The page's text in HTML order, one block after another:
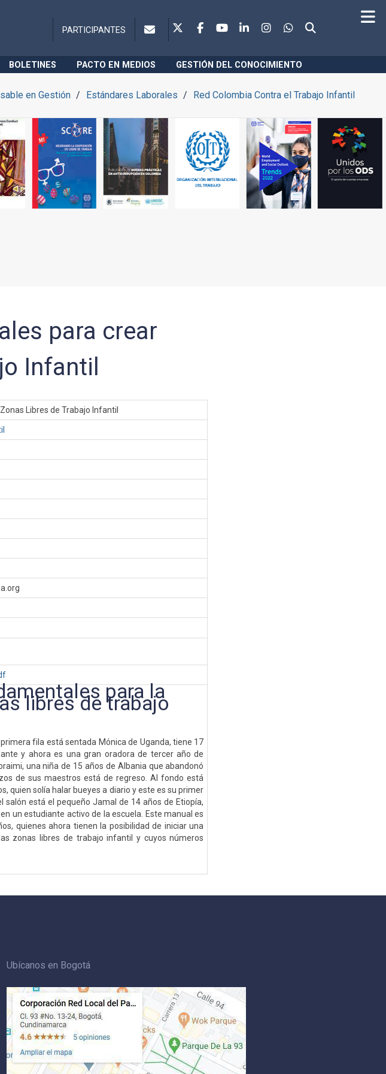
PARTICIPANTES
BOLETINES PACTO EN MEDIOS GESTIÓN DEL CONOCIMIENTO
en Gestión Estándares Laborales Red Colombia Contra el Trabajo Infantil
para crear
Infantil
Libres de Trabajo Infantil
para la
libres de trabajo
fila está sentada Mónica de Uganda, tiene 17
y ahora es una gran oradora de tercer año de
una niña de 15 años de Albania que abandonó
de sus maestros está de regreso. Al fondo está
quien solía halar bueyes a diario y este es su primer
está el pequeño Jamal de 14 años de Etiopía,
un estudiante activo de la escuela. Este manual es
quienes ahora tienen la posibilidad de iniciar una
zonas libres de trabajo infantil y cuyos números
Ubícanos en Bogotá